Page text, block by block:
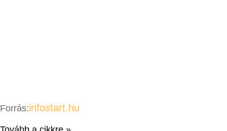
Forrás:infostart.hu